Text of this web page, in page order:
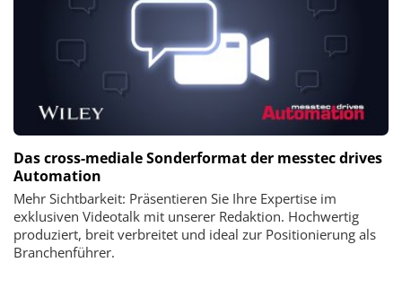
Das cross-mediale Sonderformat der messtec drives
Automation
Mehr Sichtbarkeit: Präsentieren Sie Ihre Expertise im
exklusiven Videotalk mit unserer Redaktion. Hochwertig
produziert, breit verbreitet und ideal zur Positionierung als
Branchenführer.